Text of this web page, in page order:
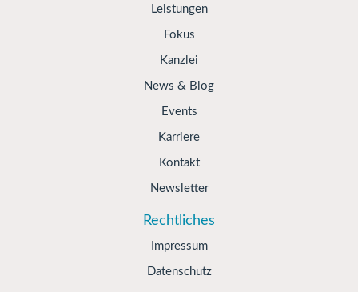
Leistungen
Fokus
Kanzlei
News & Blog
Events
Karriere
Kontakt
Newsletter
Rechtliches
Impressum
Datenschutz